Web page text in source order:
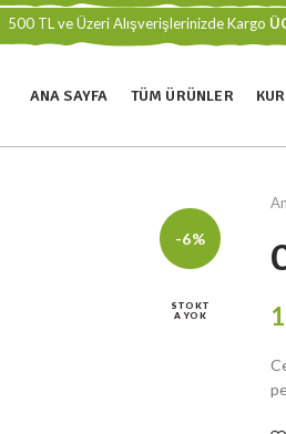
500 TL ve Üzeri Alışverişlerinizde Kargo
ANA SAYFA TÜM ÜRÜNLER
-6%
STOKT
A YOK